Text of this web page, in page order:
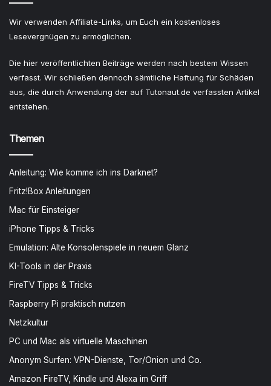
Wir verwenden Affiliate-Links, um Euch ein kostenloses
Lesevergnügen zu ermöglichen.
Die hier veröffentlichten Beiträge werden nach bestem Wissen
verfasst. Wir schließen dennoch sämtliche Haftung für Schäden
aus, die durch Anwendung der auf Tutonaut.de verfassten Artikel
entstehen.
Themen
Anleitung: Wie komme ich ins Darknet?
Fritz!Box Anleitungen
Mac für Einsteiger
iPhone Tipps & Tricks
Emulation: Alte Konsolenspiele in neuem Glanz
KI-Tools in der Praxis
FireTV Tipps & Tricks
Raspberry Pi praktisch nutzen
Netzkultur
PC und Mac als virtuelle Maschinen
Anonym Surfen: VPN-Dienste, Tor/Onion und Co.
Amazon FireTV, Kindle und Alexa im Griff